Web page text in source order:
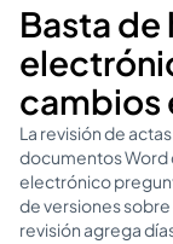
Basta de
cambios
La revisión de
documentos Word
electrónico
de versiones
revisión agrega